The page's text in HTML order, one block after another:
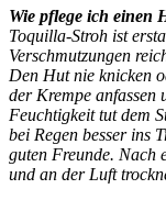
Wie pflege ich einen
Toquilla-Stroh ist
Verschmutzungen
Den Hut nie knicken
der Krempe anfassen
Feuchtigkeit tut dem
bei Regen besser ins
guten Freunde. Nach
und an der Luft